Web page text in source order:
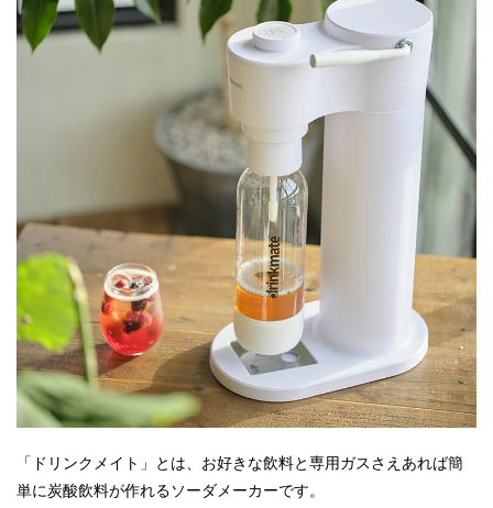
「ドリンクメイト」とは、お好きな飲料と専用ガスさえあれば簡
単に炭酸飲料が作れるソーダメーカーです。